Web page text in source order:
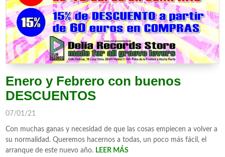
Enero y Febrero con buenos
DESCUENTOS
07/01/21
Con muchas ganas y necesidad de que las cosas empiecen a volver a
su normalidad. Queremos hacernos a todas, un poco más fácil, el
arranque de este nuevo año. LEER MÁS